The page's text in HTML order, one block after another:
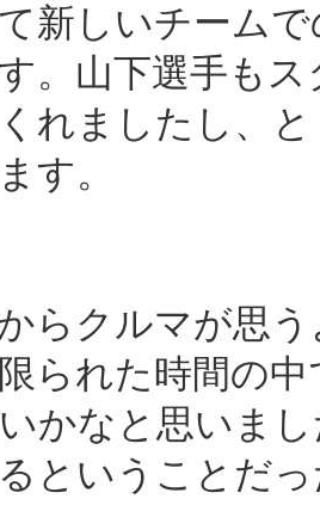
新しいチーム
。山下選手も
れましたし、
す。
らクルマが思
られた時間の
かなと思いま
ということだ